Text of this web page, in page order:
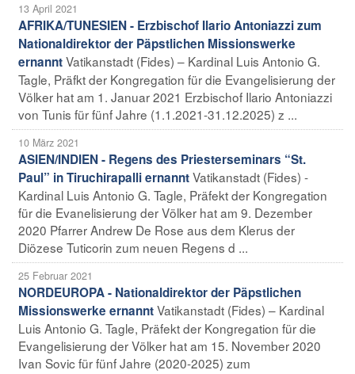
13 April 2021
AFRIKA/TUNESIEN - Erzbischof Ilario Antoniazzi zum
Nationaldirektor der Päpstlichen Missionswerke
ernanntVatikanstadt (Fides) – Kardinal Luis Antonio G.
Tagle, Präfkt der Kongregation für die Evangelisierung der
Völker hat am 1. Januar 2021 Erzbischof Ilario Antoniazzi
von Tunis für fünf Jahre (1.1.2021-31.12.2025) z ...
10 März 2021
ASIEN/INDIEN - Regens des Priesterseminars “St.
Paul” in Tiruchirapalli ernanntVatikanstadt (Fides) -
Kardinal Luis Antonio G. Tagle, Präfekt der Kongregation
für die Evanelisierung der Völker hat am 9. Dezember
2020 Pfarrer Andrew De Rose aus dem Klerus der
Diözese Tuticorin zum neuen Regens d ...
25 Februar 2021
NORDEUROPA - Nationaldirektor der Päpstlichen
Missionswerke ernanntVatikanstadt (Fides) – Kardinal
Luis Antonio G. Tagle, Präfekt der Kongregation für die
Evangelisierung der Völker hat am 15. November 2020
Ivan Sovic für fünf Jahre (2020-2025) zum